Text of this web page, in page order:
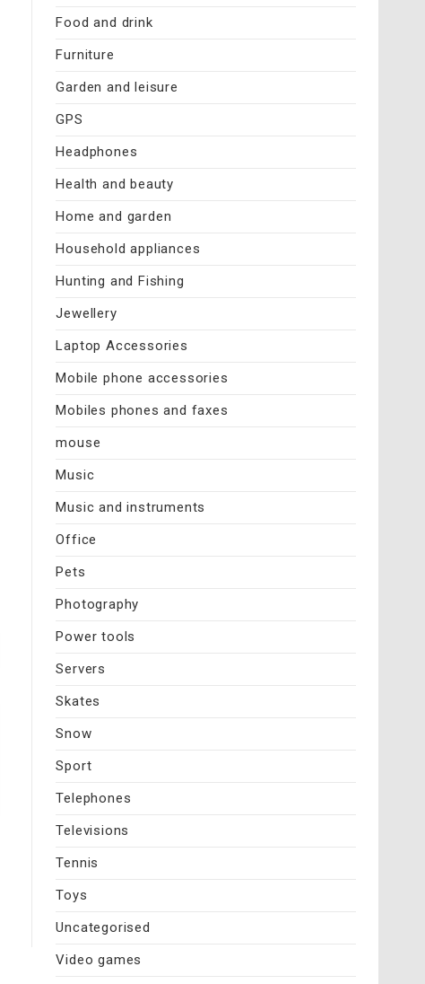
Food and drink
Furniture
Garden and leisure
GPS
Headphones
Health and beauty
Home and garden
Household appliances
Hunting and Fishing
Jewellery
Laptop Accessories
Mobile phone accessories
Mobiles phones and faxes
mouse
Music
Music and instruments
Office
Pets
Photography
Power tools
Servers
Skates
Snow
Sport
Telephones
Televisions
Tennis
Toys
Uncategorised
Video games